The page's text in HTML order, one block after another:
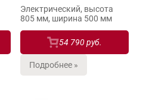
Электрический, высота
805 мм, ширина 500 мм
54 790 руб.
Подробнее »